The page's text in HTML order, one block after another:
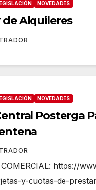
NOVEDADES
de Alquileres
NOVEDADES
Posterga
COMERCIAL: https://
y-cuotas-de-